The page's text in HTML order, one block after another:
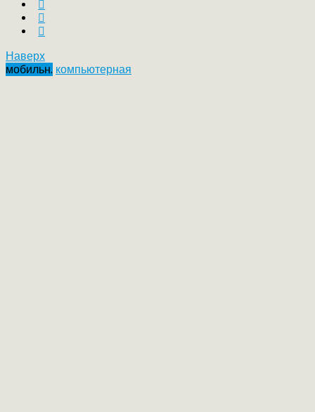
Наверх
мобильн. компьютерная